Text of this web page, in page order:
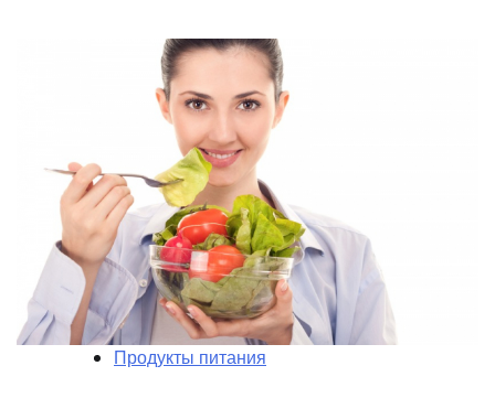
Продукты питания